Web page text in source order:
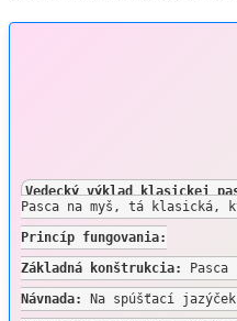
Vedecký výklad klasickej
Pasca na myš, tá klasická,
Princíp fungovania:
Základná konštrukcia:
Návnada:
Na spúšťací